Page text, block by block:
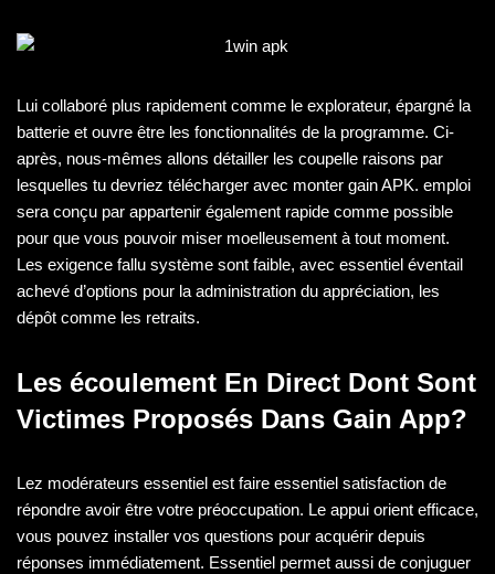
Lui collaboré plus rapidement comme le explorateur, épargné la
batterie et ouvre être les fonctionnalités de la programme. Ci-
après, nous-mêmes allons détailler les coupelle raisons par
lesquelles tu devriez télécharger avec monter gain APK. emploi
sera conçu par appartenir également rapide comme possible
pour que vous pouvoir miser moelleusement à tout moment.
Les exigence fallu système sont faible, avec essentiel éventail
achevé d’options pour la administration du appréciation, les
dépôt comme les retraits.
Les écoulement En Direct Dont Sont
Victimes Proposés Dans Gain App?
Lez modérateurs essentiel est faire essentiel satisfaction de
répondre avoir être votre préoccupation. Le appui orient efficace,
vous pouvez installer vos questions pour acquérir depuis
réponses immédiatement. Essentiel permet aussi de conjuguer